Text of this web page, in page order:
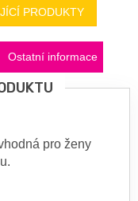
PRODUKTY
Ostatní informace
pro ženy